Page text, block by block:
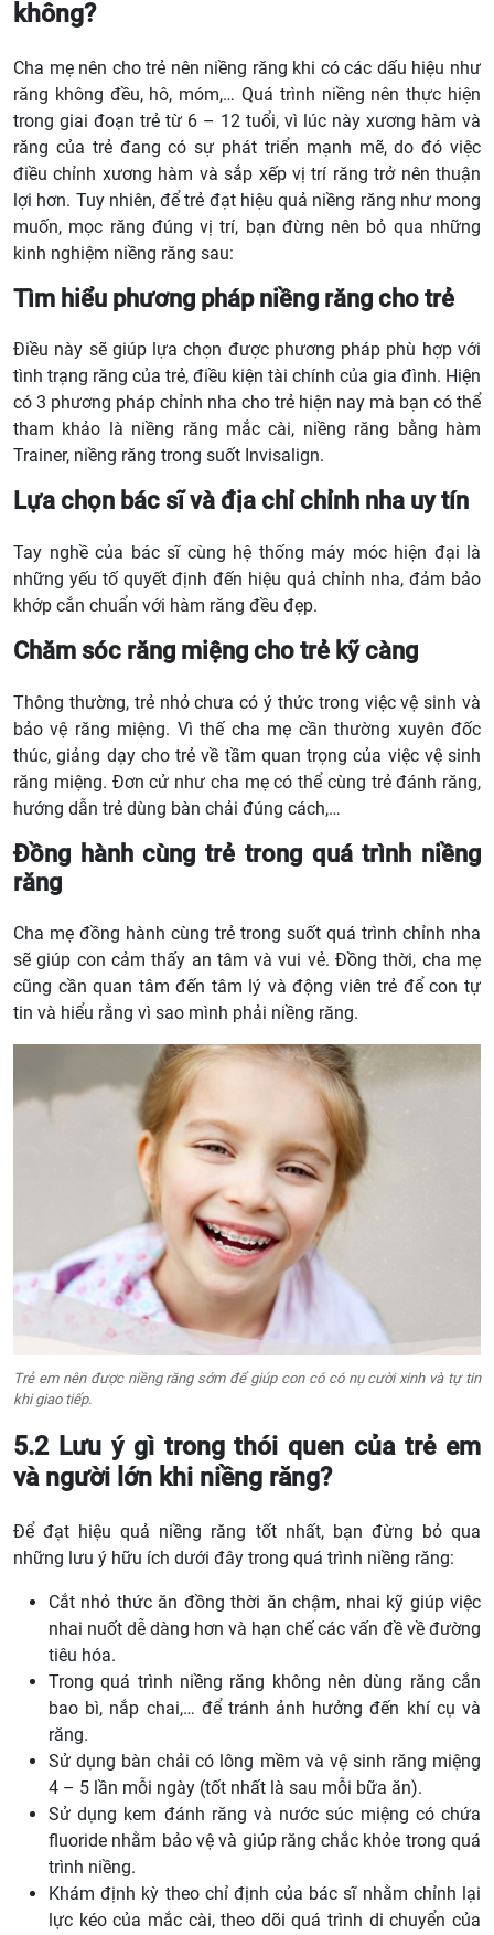
không?
Cha mẹ nên cho trẻ nên niềng răng khi có các dấu hiệu như
răng không đều, hô, móm,… Quá trình niềng nên thực hiện
trong giai đoạn trẻ từ 6 – 12 tuổi, vì lúc này xương hàm và
răng của trẻ đang có sự phát triển mạnh mẽ, do đó việc
điều chỉnh xương hàm và sắp xếp vị trí răng trở nên thuận
lợi hơn. Tuy nhiên, để trẻ đạt hiệu quả niềng răng như mong
muốn, mọc răng đúng vị trí, bạn đừng nên bỏ qua những
kinh nghiệm niềng răng sau:
Tìm hiểu phương pháp niềng răng cho trẻ
Điều này sẽ giúp lựa chọn được phương pháp phù hợp với
tình trạng răng của trẻ, điều kiện tài chính của gia đình. Hiện
có 3 phương pháp chỉnh nha cho trẻ hiện nay mà bạn có thể
tham khảo là niềng răng mắc cài, niềng răng bằng hàm
Trainer, niềng răng trong suốt Invisalign.
Lựa chọn bác sĩ và địa chỉ chỉnh nha uy tín
Tay nghề của bác sĩ cùng hệ thống máy móc hiện đại là
những yếu tố quyết định đến hiệu quả chỉnh nha, đảm bảo
khớp cắn chuẩn với hàm răng đều đẹp.
Chăm sóc răng miệng cho trẻ kỹ càng
Thông thường, trẻ nhỏ chưa có ý thức trong việc vệ sinh và
bảo vệ răng miệng. Vì thế cha mẹ cần thường xuyên đốc
thúc, giảng dạy cho trẻ về tầm quan trọng của việc vệ sinh
răng miệng. Đơn cử như cha mẹ có thể cùng trẻ đánh răng,
hướng dẫn trẻ dùng bàn chải đúng cách,…
Đồng hành cùng trẻ trong quá trình niềng
răng
Cha mẹ đồng hành cùng trẻ trong suốt quá trình chỉnh nha
sẽ giúp con cảm thấy an tâm và vui vẻ. Đồng thời, cha mẹ
cũng cần quan tâm đến tâm lý và động viên trẻ để con tự
tin và hiểu rằng vì sao mình phải niềng răng.
Trẻ em nên được niềng răng sớm để giúp con có có nụ cười xinh và tự tin
khi giao tiếp.
5.2 Lưu ý gì trong thói quen của trẻ em
và người lớn khi niềng răng?
Để đạt hiệu quả niềng răng tốt nhất, bạn đừng bỏ qua
những lưu ý hữu ích dưới đây trong quá trình niềng răng:
Cắt nhỏ thức ăn đồng thời ăn chậm, nhai kỹ giúp việc
nhai nuốt dễ dàng hơn và hạn chế các vấn đề về đường
tiêu hóa.
Trong quá trình niềng răng không nên dùng răng cắn
bao bì, nắp chai,… để tránh ảnh hưởng đến khí cụ và
răng.
Sử dụng bàn chải có lông mềm và vệ sinh răng miệng
4 – 5 lần mỗi ngày (tốt nhất là sau mỗi bữa ăn).
Sử dụng kem đánh răng và nước súc miệng có chứa
fluoride nhằm bảo vệ và giúp răng chắc khỏe trong quá
trình niềng.
Khám định kỳ theo chỉ định của bác sĩ nhằm chỉnh lại
lực kéo của mắc cài, theo dõi quá trình di chuyển của